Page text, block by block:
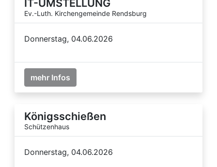
IT-UMSTELLUNG
Ev.-Luth. Kirchengemeinde Rendsburg
Donnerstag, 04.06.2026
mehr Infos
Königsschießen
Schützenhaus
Donnerstag, 04.06.2026